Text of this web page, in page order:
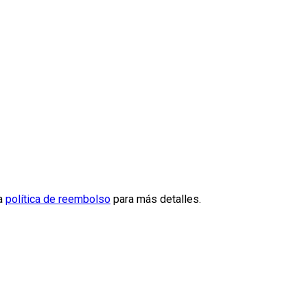
política de reembolso para más detalles.